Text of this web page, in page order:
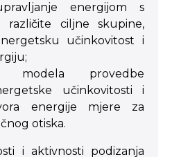
energijom s
različite ciljne skupine,
učinkovitost i
modela provedbe
učinkovitosti i
energije mjere za
otiska.
i aktivnosti podizanja